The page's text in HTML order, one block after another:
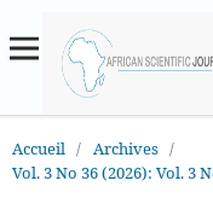
Accueil / Archives /
Vol. 3 No 36 (2026): Vol. 3